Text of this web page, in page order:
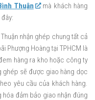
Thuận
mà khách hàng
nhận ghép chung tất cả
Phượng Hoàng tại TPHCM là
hàng ra kho hoặc công ty
ghép sẽ được giao hàng dọc
yêu cầu của khách hàng.
hóa đảm bảo giao nhận đúng